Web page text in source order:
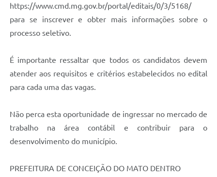
Arquivos para Download
Obras
Projetos
Contas Públicas
Serviços Online
Telefones Úteis
https://www.cmd.mg.gov.br/portal/editais/0/3/5168/
para se inscrever e obter mais informações sobre o
processo seletivo.
É importante ressaltar que todos os candidatos devem
atender aos requisitos e critérios estabelecidos no edital
para cada uma das vagas.
Não perca esta oportunidade de ingressar no mercado de
trabalho na área contábil e contribuir para o
desenvolvimento do município.
PREFEITURA DE CONCEIÇÃO DO MATO DENTRO